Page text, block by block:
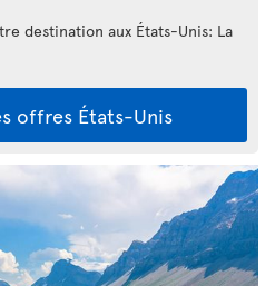
destination aux États-Unis: La
offres États-Unis